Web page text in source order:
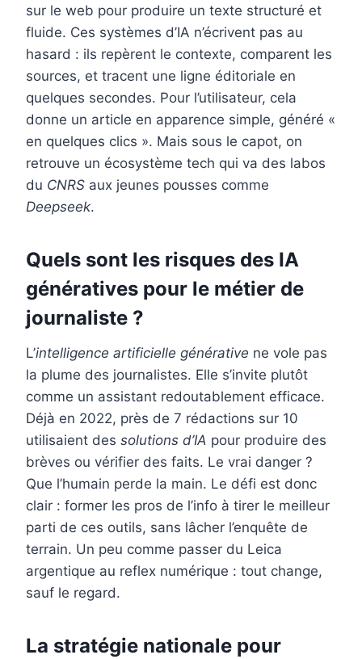
sur le web pour produire un texte structuré et
fluide. Ces systèmes d’IA n’écrivent pas au
hasard : ils repèrent le contexte, comparent les
sources, et tracent une ligne éditoriale en
quelques secondes. Pour l’utilisateur, cela
donne un article en apparence simple, généré «
en quelques clics ». Mais sous le capot, on
retrouve un écosystème tech qui va des labos
du CNRS aux jeunes pousses comme
Deepseek.
Quels sont les risques des IA
génératives pour le métier de
journaliste ?
L’intelligence artificielle générative ne vole pas
la plume des journalistes. Elle s’invite plutôt
comme un assistant redoutablement efficace.
Déjà en 2022, près de 7 rédactions sur 10
utilisaient des solutions d’IA pour produire des
brèves ou vérifier des faits. Le vrai danger ?
Que l’humain perde la main. Le défi est donc
clair : former les pros de l’info à tirer le meilleur
parti de ces outils, sans lâcher l’enquête de
terrain. Un peu comme passer du Leica
argentique au reflex numérique : tout change,
sauf le regard.
La stratégie nationale pour